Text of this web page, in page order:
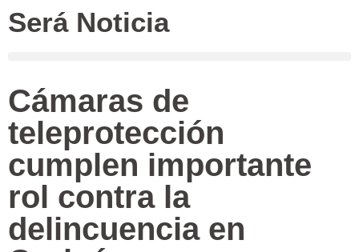
Será Noticia
Cámaras de
teleprotección
cumplen importante
rol contra la
delincuencia en